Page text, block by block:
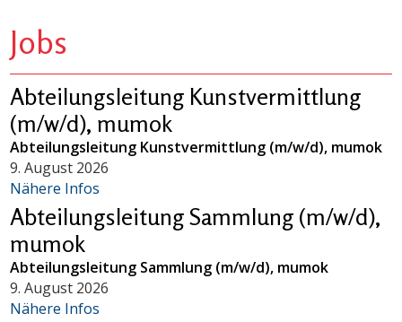
Jobs
Abteilungsleitung Kunstvermittlung
(m/w/d), mumok
Abteilungsleitung Kunstvermittlung (m/w/d), mumok
9. August 2026
Nähere Infos
Abteilungsleitung Sammlung (m/w/d),
mumok
Abteilungsleitung Sammlung (m/w/d), mumok
9. August 2026
Nähere Infos